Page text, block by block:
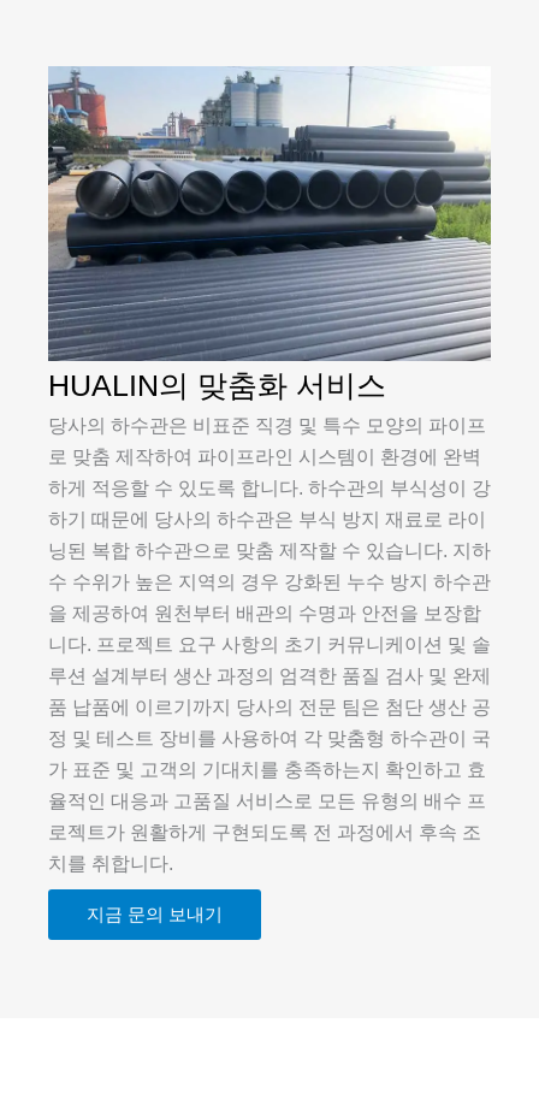
HUALIN의 맞춤화 서비스
당사의 하수관은 비표준 직경 및 특수 모양의 파이프
로 맞춤 제작하여 파이프라인 시스템이 환경에 완벽
하게 적응할 수 있도록 합니다. 하수관의 부식성이 강
하기 때문에 당사의 하수관은 부식 방지 재료로 라이
닝된 복합 하수관으로 맞춤 제작할 수 있습니다. 지하
수 수위가 높은 지역의 경우 강화된 누수 방지 하수관
을 제공하여 원천부터 배관의 수명과 안전을 보장합
니다. 프로젝트 요구 사항의 초기 커뮤니케이션 및 솔
루션 설계부터 생산 과정의 엄격한 품질 검사 및 완제
품 납품에 이르기까지 당사의 전문 팀은 첨단 생산 공
정 및 테스트 장비를 사용하여 각 맞춤형 하수관이 국
가 표준 및 고객의 기대치를 충족하는지 확인하고 효
율적인 대응과 고품질 서비스로 모든 유형의 배수 프
로젝트가 원활하게 구현되도록 전 과정에서 후속 조
치를 취합니다.
지금 문의 보내기